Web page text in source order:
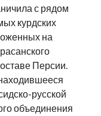
с рядом
курдских
на
Персии.
русской
объединения